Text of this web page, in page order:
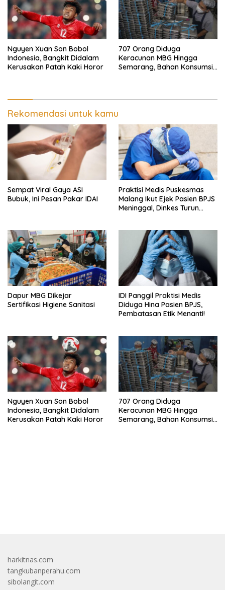
Nguyen Xuan Son Bobol
Indonesia, Bangkit Didalam
Kerusakan Patah Kaki Horor
707 Orang Diduga
Keracunan MBG Hingga
Semarang, Bahan Konsumsi
Rekomendasi untuk kamu
Sempat Viral Gaya ASI
Bubuk, Ini Pesan Pakar IDAI
Praktisi Medis Puskesmas
Malang Ikut Ejek Pasien BPJS
Meninggal, Dinkes Turun
Dapur MBG Dikejar
Sertifikasi Higiene Sanitasi
IDI Panggil Praktisi Medis
Diduga Hina Pasien BPJS,
Pembatasan Etik Menanti!
Nguyen Xuan Son Bobol
Indonesia, Bangkit Didalam
Kerusakan Patah Kaki Horor
707 Orang Diduga
Keracunan MBG Hingga
Semarang, Bahan Konsumsi
harkitnas.com
tangkubanperahu.com
sibolangit.com